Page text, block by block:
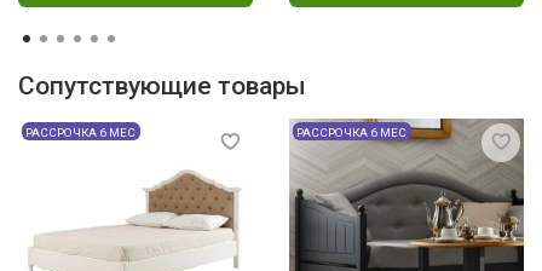
Сопутствующие товары
РАССРОЧКА 6 МЕС РАССРОЧКА 6 МЕС